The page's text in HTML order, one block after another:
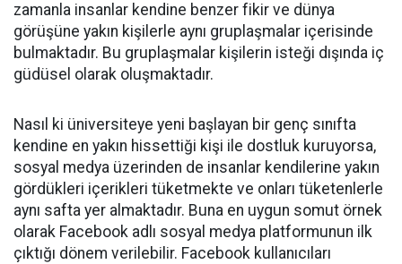
zamanla insanlar kendine benzer fikir ve dünya
görüşüne yakın kişilerle aynı gruplaşmalar içerisinde
bulmaktadır. Bu gruplaşmalar kişilerin isteği dışında iç
güdüsel olarak oluşmaktadır.
Nasıl ki üniversiteye yeni başlayan bir genç sınıfta
kendine en yakın hissettiği kişi ile dostluk kuruyorsa,
sosyal medya üzerinden de insanlar kendilerine yakın
gördükleri içerikleri tüketmekte ve onları tüketenlerle
aynı safta yer almaktadır. Buna en uygun somut örnek
olarak Facebook adlı sosyal medya platformunun ilk
çıktığı dönem verilebilir. Facebook kullanıcıları